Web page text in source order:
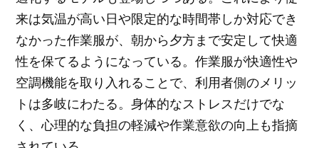
来は気温が高い日や限定的な時間帯しか対応でき
なかった作業服が、朝から夕方まで安定して快適
性を保てるようになっている。作業服が快適性や
空調機能を取り入れることで、利用者側のメリッ
トは多岐にわたる。身体的なストレスだけでな
く、心理的な負担の軽減や作業意欲の向上も指摘